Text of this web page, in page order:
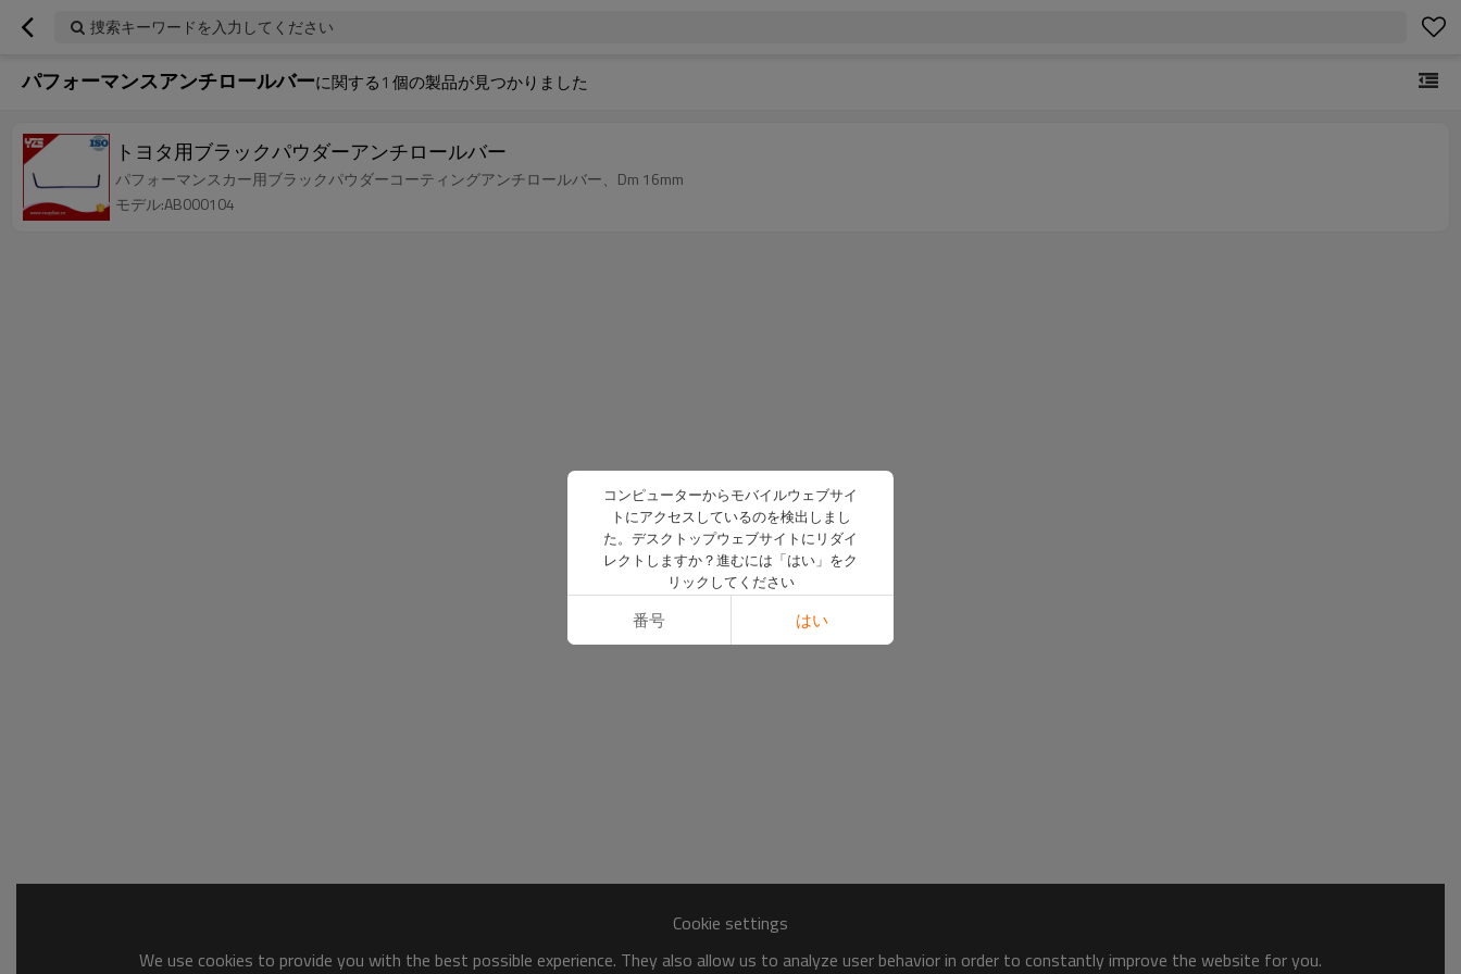
捜索キーワードを入力してください
パフォーマンスアンチロールバーに関する1 個の製品が見つかりました
トヨタ用ブラックパウダーアンチロールバー
パフォーマンスカー用ブラックパウダーコーティングアンチロールバー、Dm 16mm
モデル:AB000104
Cookie settings
We use cookies to provide you with the best possible experience. They also allow us to analyze user behavior in order to constantly improve the website for you.
コンピューターからモバイルウェブサイ
トにアクセスしているのを検出しまし
た。デスクトップウェブサイトにリダイ
レクトしますか？進むには「はい」をク
リックしてください
番号 はい